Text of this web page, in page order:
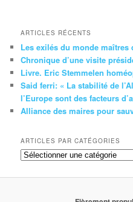
ARTICLES RÉCENTS
Les exilés du monde
Chronique d’une visite
Livre. Eric Stemmelen
Said ferri: « La stabilité de
l’Europe sont des facteurs
Alliance des maires pour
ARTICLES PAR CATÉGORIES
Articles
catégories